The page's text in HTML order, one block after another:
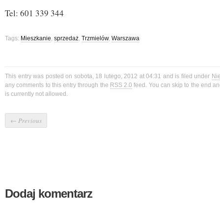
Tel: 601 339 344
Tags: Mieszkanie, sprzedaż, Trzmielów, Warszawa
This entry was posted on sobota, 18 lutego, 2012 at 04:31 and is filed under
any comments to this entry through the RSS 2.0 feed. You can skip to the end
is currently not allowed.
← Previous
Dodaj komentarz